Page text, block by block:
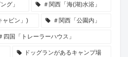
グ」 ＃関西「海(湖)水浴」
ャビン」) ＃関西「公園内」
四国「トレーラーハウス」
ドッグランがあるキャンプ場